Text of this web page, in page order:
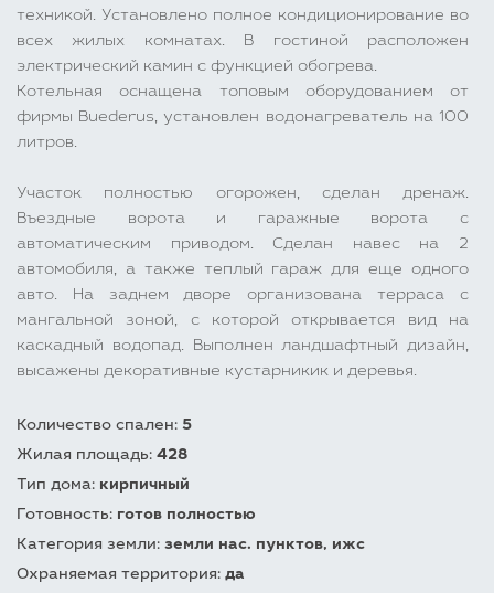
техникой. Установлено полное кондиционирование во
всех жилых комнатах. В гостиной расположен
электрический камин с функцией обогрева.
Котельная оснащена топовым оборудованием от
фирмы Buederus, установлен водонагреватель на 100
литров.
Участок полностью огорожен, сделан дренаж.
Въездные ворота и гаражные ворота с
автоматическим приводом. Сделан навес на 2
автомобиля, а также теплый гараж для еще одного
авто. На заднем дворе организована терраса с
мангальной зоной, с которой открывается вид на
каскадный водопад. Выполнен ландшафтный дизайн,
высажены декоративные кустарникик и деревья.
Количество спален: 5
Жилая площадь: 428
Тип дома: кирпичный
Готовность: готов полностью
Категория земли: земли нас. пунктов, ижс
Охраняемая территория: да